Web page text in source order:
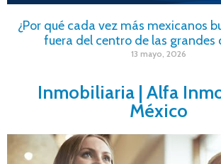
¿Por qué cada vez más mexicanos
fuera del centro de las grandes
13 mayo, 2026
Inmobiliaria | Alfa
México